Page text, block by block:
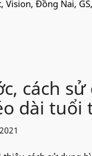
Vision, Đồng Nai,
cách
dài tuổi